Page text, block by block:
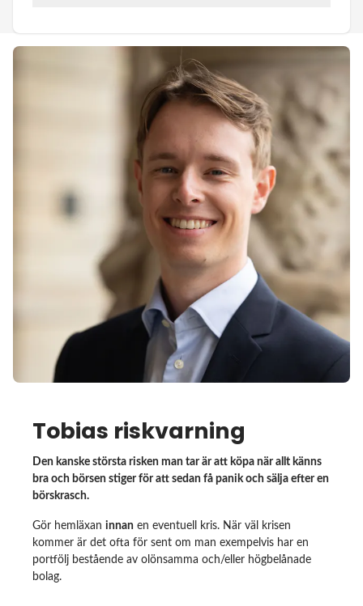
Tobias riskvarning
Den kanske största risken man tar är att köpa när allt känns
bra och börsen stiger för att sedan få panik och sälja efter en
börskrasch.
Gör hemläxan innan en eventuell kris. När väl krisen
kommer är det ofta för sent om man exempelvis har en
portfölj bestående av olönsamma och/eller högbelånade
bolag.